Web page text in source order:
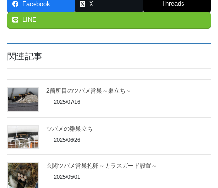
Facebook X Threads
LINE
関連記事
2箇所目のツバメ営巣～巣立ち～
2025/07/16
ツバメの雛巣立ち
2025/06/26
玄関ツバメ営巣抱卵～カラスガード設置～
2025/05/01